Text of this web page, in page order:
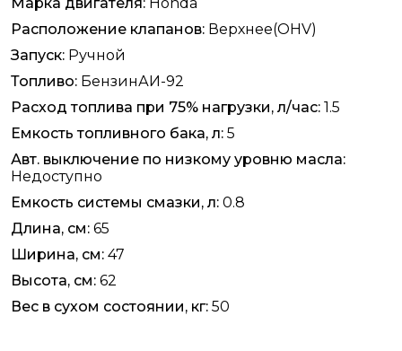
Расположение клапанов: Верхнее(OHV)
Запуск: Ручной
Топливо: БензинАИ-92
Расход топлива при 75% нагрузки, л/час: 1.5
Емкость топливного бака, л: 5
Авт. выключение по низкому уровню масла:
Недоступно
Емкость системы смазки, л: 0.8
Длина, см: 65
Ширина, см: 47
Высота, см: 62
Вес в сухом состоянии, кг: 50